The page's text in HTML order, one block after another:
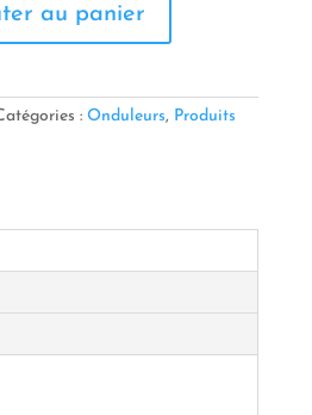
au panier
: Onduleurs, Produits